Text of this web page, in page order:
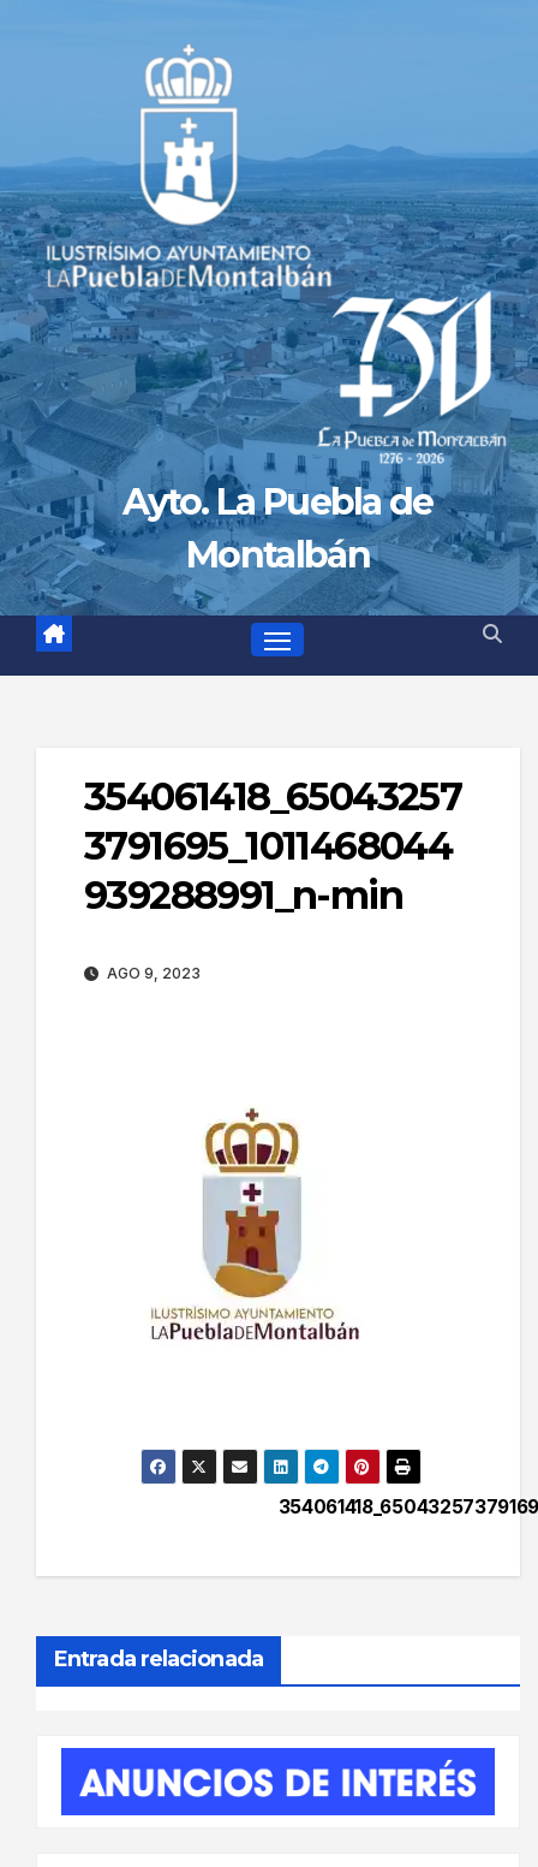
Ayto. La Puebla de
Montalbán
354061418_65043257
3791695_1011468044
939288991_n-min
AGO 9, 2023
Navegación
de
Entrada relacionada